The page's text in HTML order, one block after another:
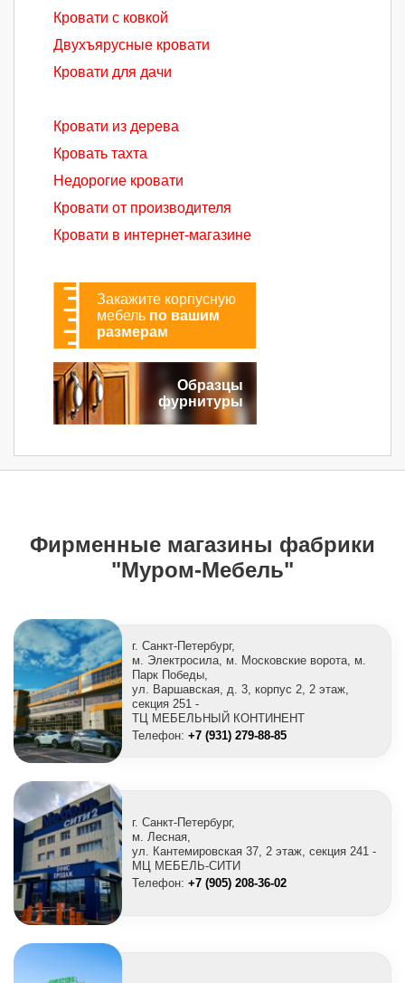
Кровати с ковкой
Двухъярусные кровати
Кровати для дачи
Кровати из дерева
Кровать тахта
Недорогие кровати
Кровати от производителя
Кровати в интернет-магазине
Закажите корпусную
мебель по вашим
размерам
Образцы
фурнитуры
Фирменные магазины фабрики
"Муром-Мебель"
г. Санкт-Петербург,
м. Электросила, м. Московские ворота, м.
Парк Победы,
ул. Варшавская, д. 3, корпус 2, 2 этаж,
секция 251 -
ТЦ МЕБЕЛЬНЫЙ КОНТИНЕНТ
Телефон: +7 (931) 279-88-85
г. Санкт-Петербург,
м. Лесная,
ул. Кантемировская 37, 2 этаж, секция 241 -
МЦ МЕБЕЛЬ-СИТИ
Телефон: +7 (905) 208-36-02